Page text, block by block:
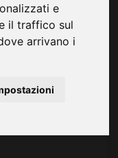
e
il traffico sul
arrivano i